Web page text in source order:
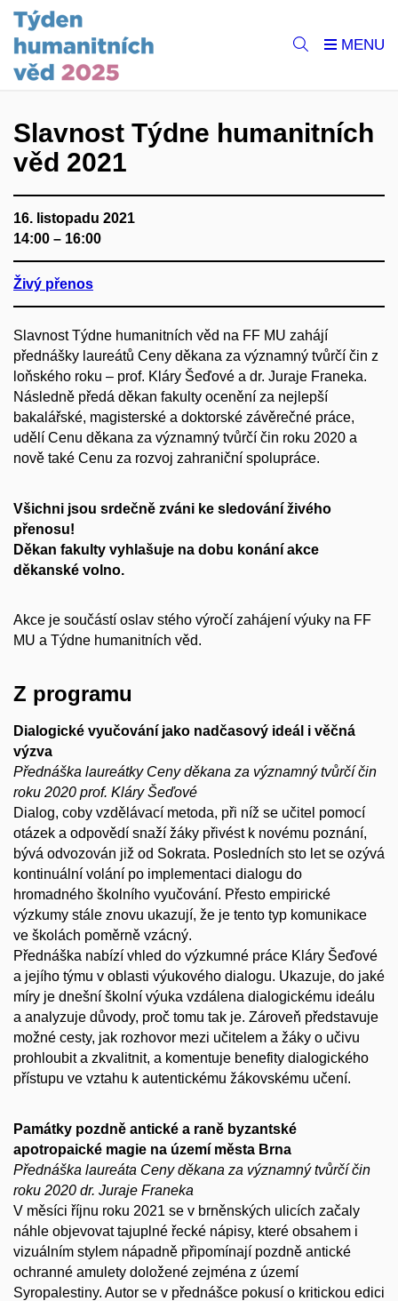
Slavnost Týdne humanitních
věd 2021
16. listopadu 2021
14:00 – 16:00
Živý přenos
Slavnost Týdne humanitních věd na FF MU zahájí
přednášky laureátů Ceny děkana za významný tvůrčí čin z
loňského roku – prof. Kláry Šeďové a dr. Juraje Franeka.
Následně předá děkan fakulty ocenění za nejlepší
bakalářské, magisterské a doktorské závěrečné práce,
udělí Cenu děkana za významný tvůrčí čin roku 2020 a
nově také Cenu za rozvoj zahraniční spolupráce.
Všichni jsou srdečně zváni ke sledování živého
přenosu!
Děkan fakulty vyhlašuje na dobu konání akce
děkanské volno.
Akce je součástí oslav stého výročí zahájení výuky na FF
MU a Týdne humanitních věd.
Z programu
Dialogické vyučování jako nadčasový ideál i věčná
výzva
Přednáška laureátky Ceny děkana za významný tvůrčí čin
roku 2020 prof. Kláry Šeďové
Dialog, coby vzdělávací metoda, při níž se učitel pomocí
otázek a odpovědí snaží žáky přivést k novému poznání,
bývá odvozován již od Sokrata. Posledních sto let se ozývá
kontinuální volání po implementaci dialogu do
hromadného školního vyučování. Přesto empirické
výzkumy stále znovu ukazují, že je tento typ komunikace
ve školách poměrně vzácný.
Přednáška nabízí vhled do výzkumné práce Kláry Šeďové
a jejího týmu v oblasti výukového dialogu. Ukazuje, do jaké
míry je dnešní školní výuka vzdálena dialogickému ideálu
a analyzuje důvody, proč tomu tak je. Zároveň představuje
možné cesty, jak rozhovor mezi učitelem a žáky o učivu
prohloubit a zkvalitnit, a komentuje benefity dialogického
přístupu ve vztahu k autentickému žákovskému učení.
Památky pozdně antické a raně byzantské
apotropaické magie na území města Brna
Přednáška laureáta Ceny děkana za významný tvůrčí čin
roku 2020 dr. Juraje Franeka
V měsíci říjnu roku 2021 se v brněnských ulicích začaly
náhle objevovat tajuplné řecké nápisy, které obsahem i
vizuálním stylem nápadně připomínají pozdně antické
ochranné amulety doložené zejména z území
Syropalestiny. Autor se v přednášce pokusí o kritickou edici